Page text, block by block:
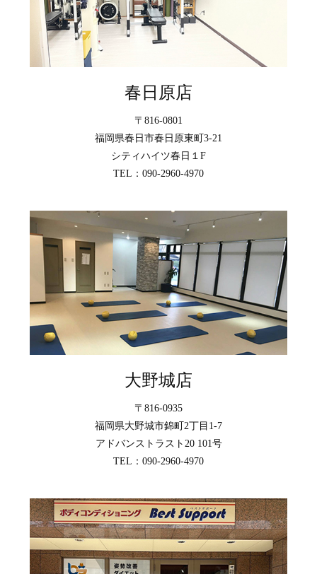
春日原店
〒816-0801
福岡県春日市春日原東町3-21
シティハイツ春日１F
TEL：090-2960-4970
大野城店
〒816-0935
福岡県大野城市錦町2丁目1-7
アドバンストラスト20 101号
TEL：090-2960-4970